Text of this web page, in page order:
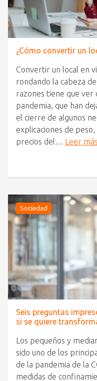
¿Cómo convertir un
Convertir un local en
rondando la cabeza
razones tiene que ver
pandemia, que han
el cierre de algunos
explicaciones de peso,
precios del… Leer
Sociedad
Seis preguntas
si se quiere
Los pequeños y
sido uno de los
de la pandemia de la
medidas de